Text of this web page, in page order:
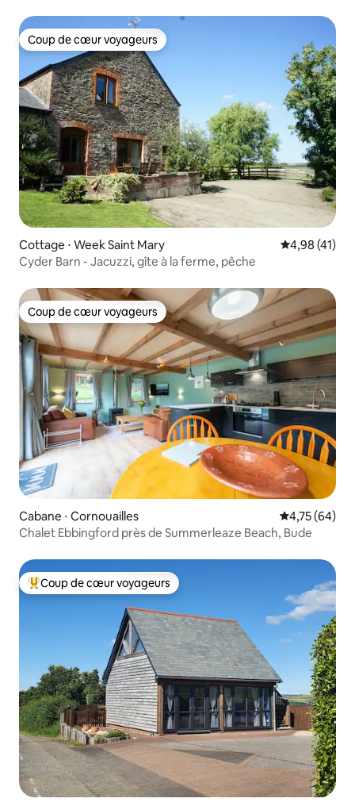
Coup de cœur voyageurs
Coup de cœur voyageurs
Cottage ⋅ Week Saint Mary Évaluation
4,98 (41)
Cyder Barn - Jacuzzi, gîte à la ferme, pêche
Coup de cœur voyageurs
Coup de cœur voyageurs
Cabane ⋅ Cornouailles Évaluation
4,75 (64)
Chalet Ebbingford près de Summerleaze Beach, Bude
Coups de cœur voyageurs les plus appréciés
Coup de cœur voyageurs